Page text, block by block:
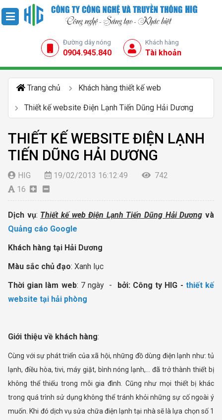
Đường dây nóng
0904.945.840
Khách hàng
Tài khoản
Trang chủ Khách hàng thiết kế web
Thiết kế website Điện Lạnh Tiến Dũng Hải Dương
THIẾT KẾ WEBSITE ĐIỆN LẠNH
TIẾN DŨNG HẢI DƯƠNG
HIG 19/02/2013 16:12:49
742
16
Dịch vụ: Thiết kế web Điện Lạnh Tiến Dũng Hải Dương và
Quảng cáo Google
Khách hàng tại Hải Dương
Màu sắc chủ đạo: Xanh lục
Thời gian làm web: 7 ngày - bởi: Công ty HIG - thiết kế
website tại hải phòng
Giới thiệu về khách hàng:
Cùng với sự phát triển của xã hội, những đồ dùng điện lạnh như: tủ
lạnh, điều hòa, tivi, máy giặt, bình nóng lạnh,... đã trở thành thiết bị
không thể thiếu trong mỗi gia đình. Cũng như mọi thiết bị khác
trong quá trình sử dụng không thể tránh khỏi những sự cố ngoài ý
muốn. Khi đó dịch vụ sửa chữa điện lạnh tại nhà sẽ là lựa chọn số 1